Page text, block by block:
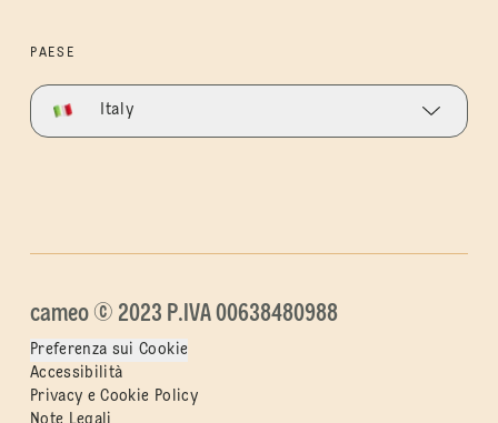
PAESE
Italy
cameo © 2023 P.IVA 00638480988
Preferenza sui Cookie
Accessibilità
Privacy e Cookie Policy
Note Legali